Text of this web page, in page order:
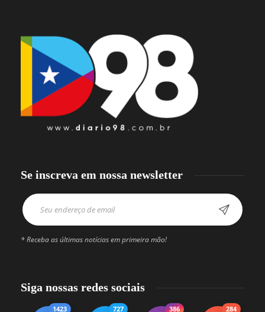
Se inscreva em nossa newsletter
* Receba as últimas notícias em primeira mão!
Siga nossas redes sociais
1423 727 386 284